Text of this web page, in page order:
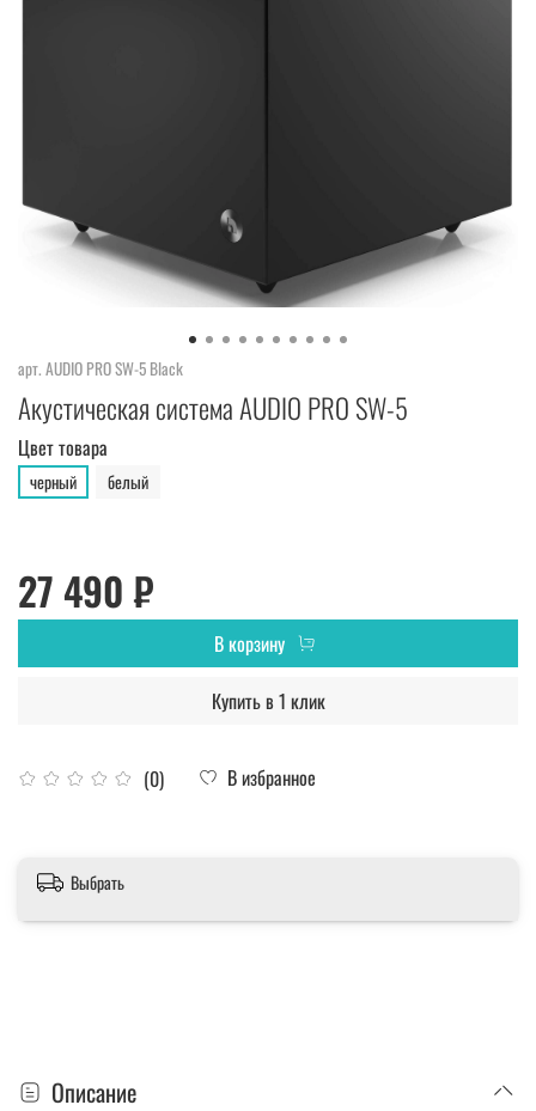
арт. AUDIO PRO SW-5 Black
Акустическая система AUDIO PRO SW-5
(0) В избранное
Цвет товара
черный белый
27 490 ₽
В корзину
Купить в 1 клик
Выбрать
Описание